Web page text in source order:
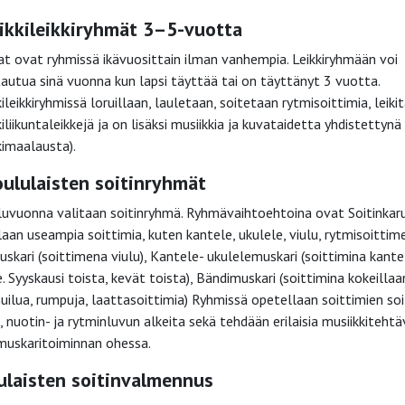
3–5-vuotta
ovat ryhmissä ikävuosittain ilman vanhempia. Leikkiryhmään voi
sinä vuonna kun lapsi täyttää tai on täyttänyt 3 vuotta.
loruillaan, lauletaan, soitetaan rytmisoittimia,
ja on lisäksi musiikkia ja kuvataidetta yhdistettynä
soitinryhmät
valitaan soitinryhmä. Ryhmävaihtoehtoina ovat
useampia soittimia, kuten kantele, ukulele, viulu,
(soittimena viulu), Kantele- ukulelemuskari (soittimina
Syyskausi toista, kevät toista), Bändimuskari (soittimina
rumpuja, laattasoittimia) Ryhmissä opetellaan soittimien
nuotin- ja rytminluvun alkeita sekä tehdään erilaisia
ohessa.
soitinvalmennus